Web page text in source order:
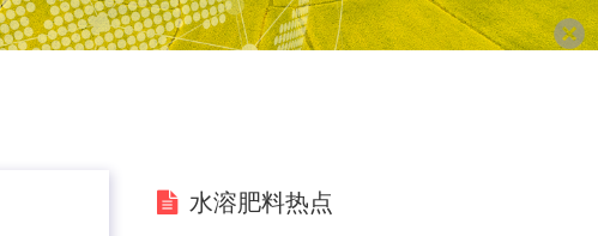
水溶肥料热点